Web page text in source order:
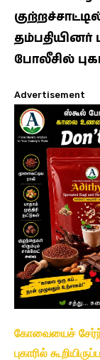
போலீசில்
Advertisement
கோவையைச்
புகாரில்